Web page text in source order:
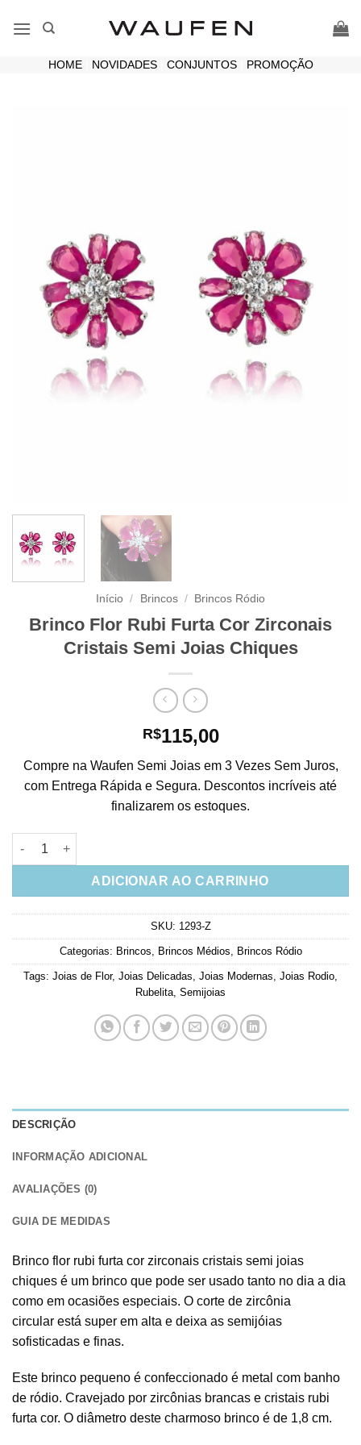
HOME| NOVIDADES| CONJUNTOS| PROMOÇÃO
Início / Brincos / Brincos Ródio
Brinco Flor Rubi Furta Cor Zirconais
Cristais Semi Joias Chiques
R$115,00
Compre na Waufen Semi Joias em 3 Vezes Sem Juros,
com Entrega Rápida e Segura. Descontos incríveis até
finalizarem os estoques.
Brinco Flor Rubi Furta Cor Zirconais Cristais Semi Joias
ADICIONAR AO CARRINHO
SKU: 1293-Z
Categorias: Brincos Brincos Médios Brincos Ródio
Tags: Joias de Flor, Joias Delicadas Joias Modernas Joias Rodio
Rubelita Semijoias
DESCRIÇÃO
INFORMAÇÃO ADICIONAL
AVALIAÇÕES (0)
GUIA DE MEDIDAS
Brinco flor rubi furta cor zirconais cristais semi joias
chiques é um brinco que pode ser usado tanto no dia a dia
como em ocasiões especiais. O corte de zircônia
circular está super em alta e deixa as semijóias
sofisticadas e finas.
Este brinco pequeno é confeccionado é metal com banho
de ródio. Cravejado por zircônias brancas e cristais rubi
furta cor. O diâmetro deste charmoso brinco é de 1,8 cm.